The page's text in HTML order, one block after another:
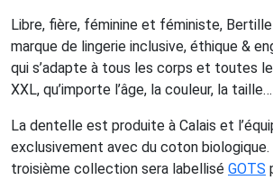
Libre, fière, féminine et féministe,
marque de lingerie inclusive, éthique &
qui s’adapte à tous les corps et toutes
XXL, qu’importe l’âge, la couleur, la taille…
La dentelle est produite à Calais et
exclusivement avec du coton biologique.
troisième collection sera labellisé GOTS